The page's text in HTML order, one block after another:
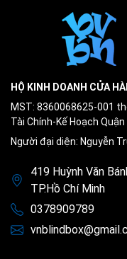
HỘ KINH DOANH CỬA
MST: 8360068625-001
Tài Chính-Kế Hoạch
Người đại diện: Nguyễn
419 Huỳnh Văn
TP.Hồ Chí Minh
0378909789